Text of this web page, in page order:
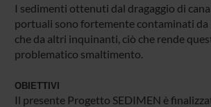
I sedimenti ottenuti dal dragaggio di
portuali sono fortemente contaminati
che da altri inquinanti, ciò che rende
problematico smaltimento.
OBIETTIVI
Il presente Progetto SEDIMEN è